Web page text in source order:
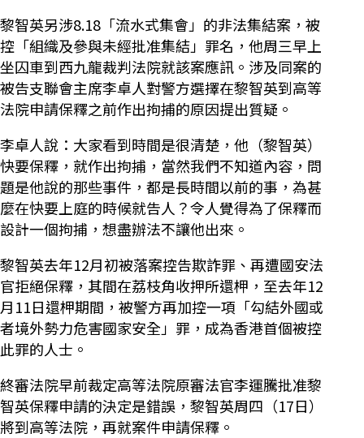
黎智英另涉8.18「流水式集會」的非法集結案，被
控「組織及參與未經批准集結」罪名，他周三早上
坐囚車到西九龍裁判法院就該案應訊。涉及同案的
被告支聯會主席李卓人對警方選擇在黎智英到高等
法院申請保釋之前作出拘捕的原因提出質疑。
李卓人說：大家看到時間是很清楚，他（黎智英）
快要保釋，就作出拘捕，當然我們不知道內容，問
題是他說的那些事件，都是長時間以前的事，為甚
麼在快要上庭的時候就告人？令人覺得為了保釋而
設計一個拘捕，想盡辦法不讓他出來。
黎智英去年12月初被落案控告欺詐罪、再遭國安法
官拒絕保釋，其間在荔枝角收押所還柙，至去年12
月11日還柙期間，被警方再加控一項「勾結外國或
者境外勢力危害國家安全」罪，成為香港首個被控
此罪的人士。
終審法院早前裁定高等法院原審法官李運騰批准黎
智英保釋申請的決定是錯誤，黎智英周四（17日）
將到高等法院，再就案件申請保釋。